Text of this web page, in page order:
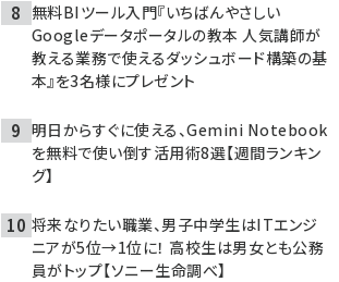
無料BIツール入門『いちばんやさしい
Googleデータポータルの教本 人気講師が
教える業務で使えるダッシュボード構築の基
本』を3名様にプレゼント
明日からすぐに使える、Gemini Notebook
を無料で使い倒す活用術8選【週間ランキン
グ】
将来なりたい職業、男子中学生はITエンジ
ニアが5位→1位に！ 高校生は男女とも公務
員がトップ【ソニー生命調べ】